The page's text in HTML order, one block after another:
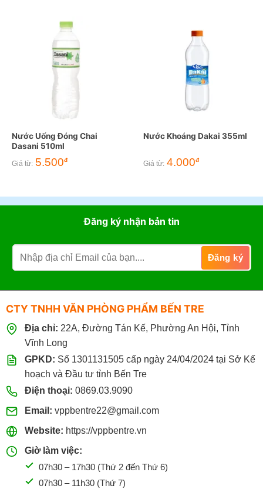
Nước Uống Đóng Chai
Dasani 510ml
Giá từ: 5.500đ
Nước Khoáng Dakai 355ml
Giá từ: 4.000đ
Đăng ký nhận bản tin
CTY TNHH VĂN PHÒNG PHẨM BẾN TRE
Địa chỉ: 22A, Đường Tán Kế, Phường An Hội, Tỉnh
Vĩnh Long
GPKD: Số 1301131505 cấp ngày 24/04/2024 tại Sở Kế
hoạch và Đầu tư tỉnh Bến Tre
Điện thoại: 0869.03.9090
Email: vppbentre22@gmail.com
Website: https://vppbentre.vn
Giờ làm việc:
07h30 – 17h30 (Thứ 2 đến Thứ 6)
07h30 – 11h30 (Thứ 7)